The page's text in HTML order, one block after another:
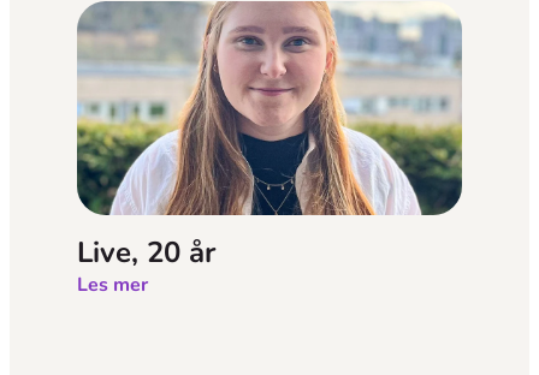
Live, 20 år
Les mer